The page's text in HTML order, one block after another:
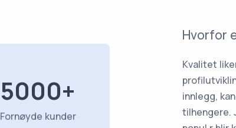
5000+
Fornøyde kunder
Hvorfor
Kvalitet
innlegg,
tilhengere.